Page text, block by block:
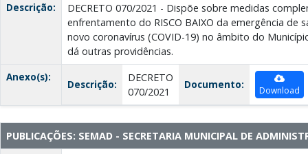
Descrição:
DECRETO 070/2021 - Dispõe sobre medidas
enfrentamento do RISCO BAIXO da emergência de
novo coronavírus (COVID-19) no âmbito do
dá outras providências.
Anexo(s):
Descrição:
DECRETO
070/2021
Documento: Download
PUBLICAÇÕES: SEMAD - SECRETARIA MUNICIPAL DE